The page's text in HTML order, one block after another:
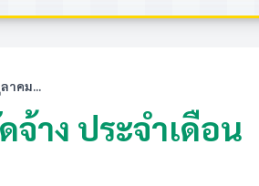
าคม...
าง ประจำเดือน